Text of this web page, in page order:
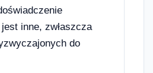
inne, zwłaszcza
do